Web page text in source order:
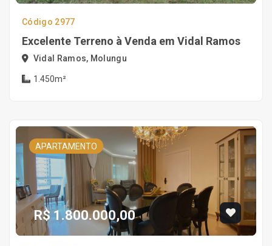
Código 2977
Excelente Terreno à Venda em Vidal Ramos
Vidal Ramos, Molungu
1.450m²
APARTAMENTO
R$ 1.800.000,00